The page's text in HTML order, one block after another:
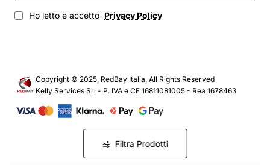
Ho letto e accetto Privacy Policy
Copyright © 2025, RedBay Italia, All Rights Reserved
Kelly Services Srl - P. IVA e CF 16811081005 - Rea 1678463
Filtra Prodotti